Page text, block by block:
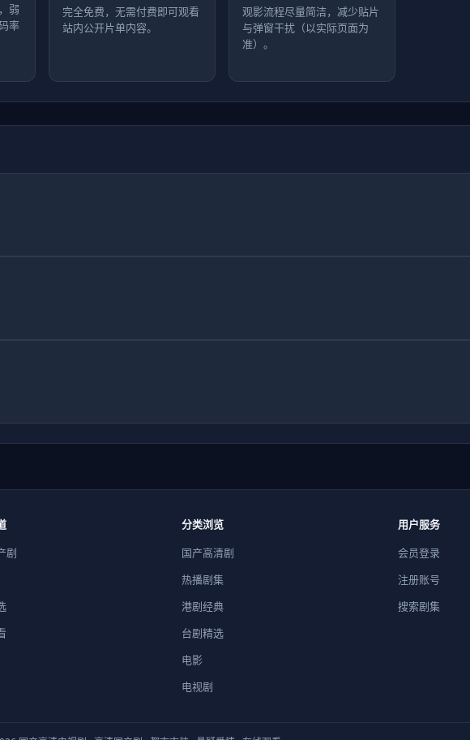
弱
率
完全免费，无需付费即可观看
站内公开片单内容。
观影流程尽量简洁，减少贴片
与弹窗干扰（以实际页面为
准）。
剧
分类浏览
国产高清剧
热播剧集
港剧经典
台剧精选
电影
电视剧
用户服务
会员登录
注册账号
搜索剧集